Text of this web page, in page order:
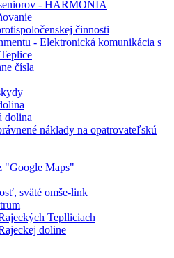
- HARMÓNIA
činnosti
- Elektronická komunikácia s
čísla
dolina
náklady na opatrovateľskú
"Google Maps"
sväté omše-link
Teplliciach
doline